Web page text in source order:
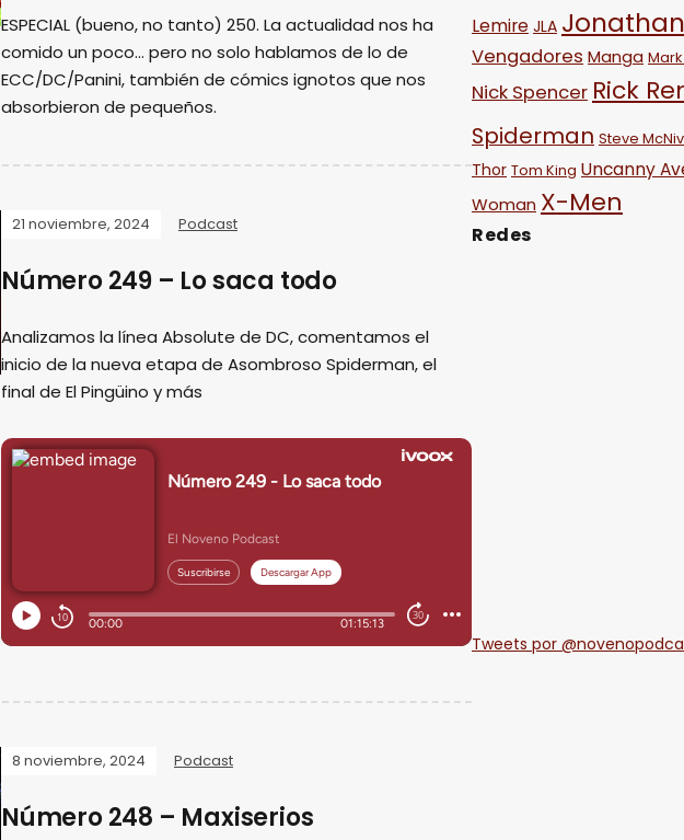
ESPECIAL (bueno, no tanto) 250. La actualidad nos ha
comido un poco... pero no solo hablamos de lo de
ECC/DC/Panini, también de cómics ignotos que nos
absorbieron de pequeños.
21 noviembre, 2024 Podcast
Número 249 – Lo saca todo
Analizamos la línea Absolute de DC, comentamos el
inicio de la nueva etapa de Asombroso Spiderman, el
final de El Pingüino y más
8 noviembre, 2024 Podcast
Número 248 – Maxiserios
Lemire JLA
Vengadores Manga
Nick Spencer Rick
Spiderman Steve
Thor Tom King Uncanny
Woman X-Men
Redes
Tweets por